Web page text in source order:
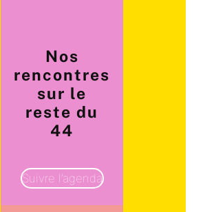
Nos
rencontres
sur le
reste du
44
Suivre l’agenda